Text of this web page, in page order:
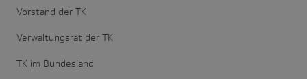
Vorstand der TK
Verwaltungsrat der TK
TK im Bundesland